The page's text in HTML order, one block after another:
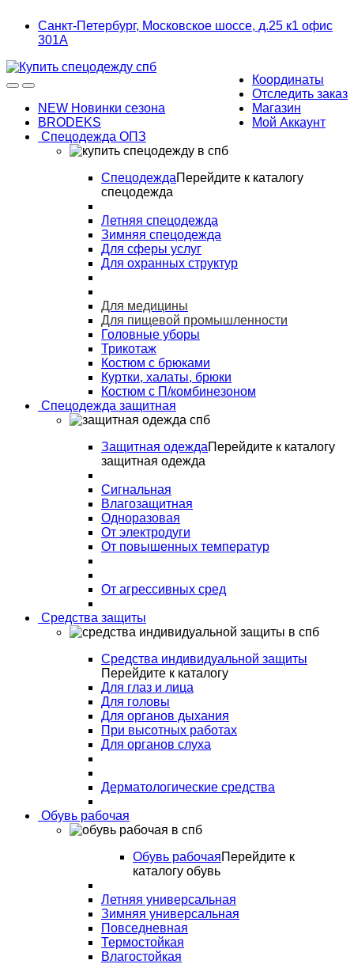
navigation
content
Санкт-Петербург, Московское шоссе, д.25 к1 офис
301А
Координаты
Отследить заказ
Магазин
Мой Аккаунт
NEW Новинки сезона
BRODEKS
Спецодежда ОПЗ
СпецодеждаПерейдите к каталогу
спецодежда
Летняя спецодежда
Зимняя спецодежда
Для сферы услуг
Для охранных структур
Для медицины
Для пищевой промышленности
Головные уборы
Трикотаж
Костюм с брюками
Куртки, халаты, брюки
Костюм с П/комбинезоном
Спецодежда защитная
Защитная одеждаПерейдите к каталогу
защитная одежда
Сигнальная
Влагозащитная
Одноразовая
От электродуги
От повышенных температур
От агрессивных сред
Средства защиты
Средства индивидуальной защиты
Перейдите к каталогу
Для глаз и лица
Для головы
Для органов дыхания
При высотных работах
Для органов слуха
Дерматологические средства
Обувь рабочая
Обувь рабочаяПерейдите к
каталогу обувь
Летняя универсальная
Зимняя универсальная
Повседневная
Термостойкая
Влагостойкая